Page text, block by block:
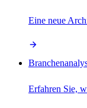
Eine neue
Erfahren Sie,